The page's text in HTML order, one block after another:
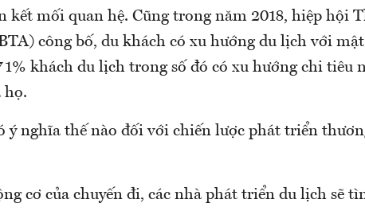
kết mối quan hệ. Cũng trong năm 2018, hiệp hội
công bố, du khách có xu hướng du lịch với
khách du lịch trong số đó có xu hướng chi tiêu
họ.
ý nghĩa thế nào đối với chiến lược phát triển
cơ của chuyến đi, các nhà phát triển du lịch sẽ